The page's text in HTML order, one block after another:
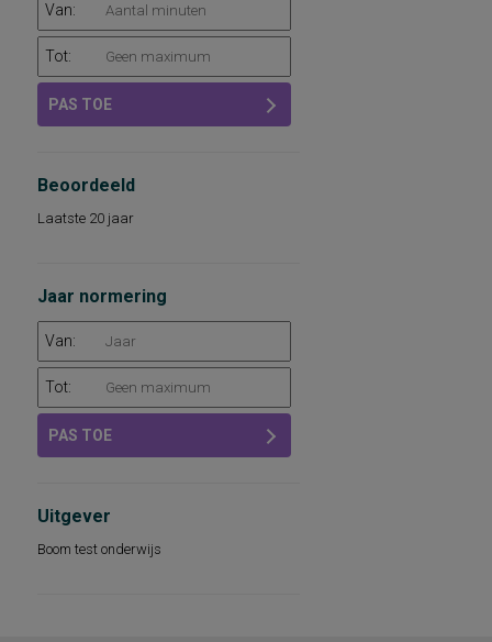
Van:
Tot:
PAS TOE
Beoordeeld
Laatste 20 jaar
Jaar normering
Van:
Tot:
PAS TOE
Uitgever
Boom test onderwijs